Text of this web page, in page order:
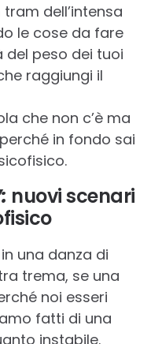
dell’intensa
le cose da fare
peso dei tuoi
raggiungi il
che non c’è ma
in fondo sai
nuovi scenari
una danza di
trema, se una
noi esseri
fatti di una
instabile.